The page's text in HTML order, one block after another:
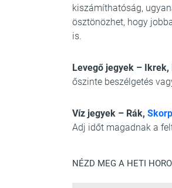
kiszámíthatóság,
ösztönözhet, hogy
is.
Levegő jegyek – Ikrek,
őszinte beszélgetés
Víz jegyek – Rák,
Adj időt magadnak a
NÉZD MEG A HETI